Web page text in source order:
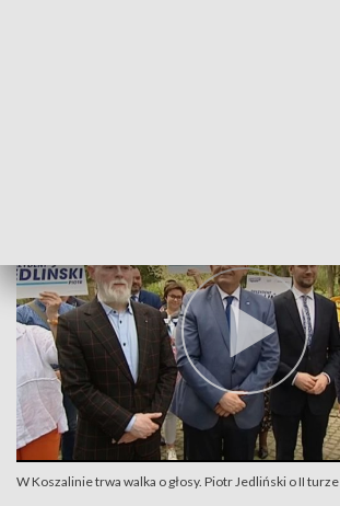
W Koszalinie trwa walka o głosy. Piotr Jedliński o II turze